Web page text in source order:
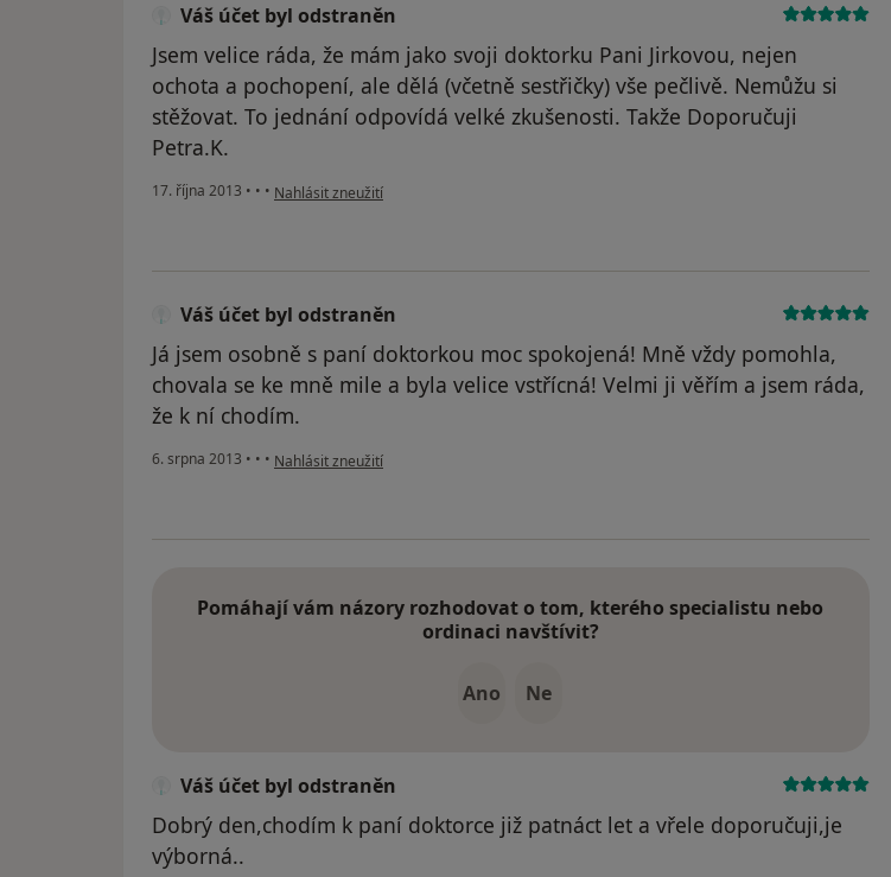
Váš účet byl odstraněn
Jsem velice ráda, že mám jako svoji doktorku Pani Jirkovou, nejen
ochota a pochopení, ale dělá (včetně sestřičky) vše pečlivě. Nemůžu si
stěžovat. To jednání odpovídá velké zkušenosti. Takže Doporučuji
Petra.K.
17. října 2013 • • • podle názoru uživatele Váš účet byl odstraněn
Nahlásit zneužití
Váš účet byl odstraněn
Já jsem osobně s paní doktorkou moc spokojená! Mně vždy pomohla,
chovala se ke mně mile a byla velice vstřícná! Velmi ji věřím a jsem ráda,
že k ní chodím.
6. srpna 2013 • • • podle názoru uživatele Váš účet byl odstraněn
Nahlásit zneužití
Pomáhají vám názory rozhodovat o tom, kterého specialistu nebo
ordinaci navštívit?
Ano Ne
Váš účet byl odstraněn
Dobrý den,chodím k paní doktorce již patnáct let a vřele doporučuji,je
výborná..